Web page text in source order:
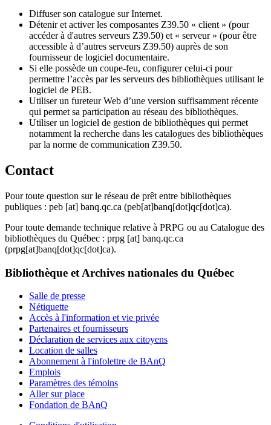
Diffuser son catalogue sur Internet.
Détenir et activer les composantes Z39.50 « client » (pour
accéder à d'autres serveurs Z39.50) et « serveur » (pour être
accessible à d’autres serveurs Z39.50) auprès de son
fournisseur de logiciel documentaire.
Si elle possède un coupe-feu, configurer celui-ci pour
permettre l’accès par les serveurs des bibliothèques utilisant le
logiciel de PEB.
Utiliser un fureteur Web d’une version suffisamment récente
qui permet sa participation au réseau des bibliothèques.
Utiliser un logiciel de gestion de bibliothèques qui permet
notamment la recherche dans les catalogues des bibliothèques
par la norme de communication Z39.50.
Contact
Pour toute question sur le réseau de prêt entre bibliothèques
publiques : peb [at] banq.qc.ca (peb[at]banq[dot]qc[dot]ca).
Pour toute demande technique relative à PRPG ou au Catalogue des
bibliothèques du Québec : prpg [at] banq.qc.ca
(prpg[at]banq[dot]qc[dot]ca).
Bibliothèque et Archives nationales du Québec
Salle de presse
Nétiquette
Accès à l'information et vie privée
Partenaires et fournisseurs
Déclaration de services aux citoyens
Location de salles
Abonnement à l'infolettre de BAnQ
Emplois
Paramètres des témoins
Aller sur place
Fondation de BAnQ